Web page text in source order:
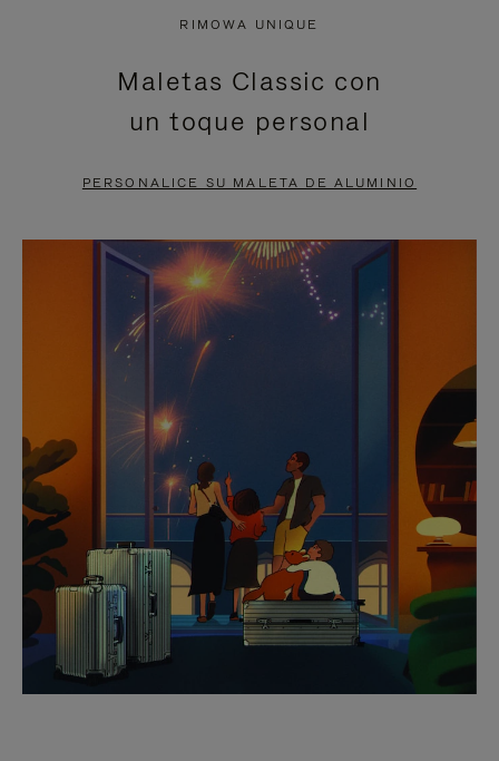
PAUSADO,
PULSE
PARA
ESTÁ
DESACTIVADO:
PULSE
ACTIVARLO.
RIMOWA UNIQUE
Maletas Classic con
un toque personal
PERSONALICE SU MALETA DE ALUMINIO